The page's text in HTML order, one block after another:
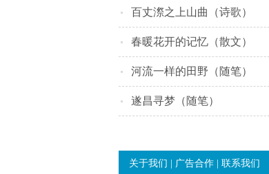
百丈漈之上山曲（诗歌）
春暖花开的记忆（散文）
河流一样的田野（随笔）
遂昌寻梦（随笔）
关于我们 广告合作 联系我们